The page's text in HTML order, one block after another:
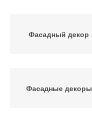
Фасадный декор
Фасадные декоры